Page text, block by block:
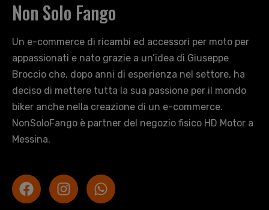
Non Solo Fango
Un e-commerce di ricambi ed accessori per moto per
appassionati e nato grazie a un’idea di Giuseppe
Broccio che, dopo anni di esperienza nel settore, ha
deciso di mettere tutta la sua passione per il mondo
biker anche nella creazione di un e-commerce.
NonSoloFango è partner del negozio fisico HD Motor a
Messina.